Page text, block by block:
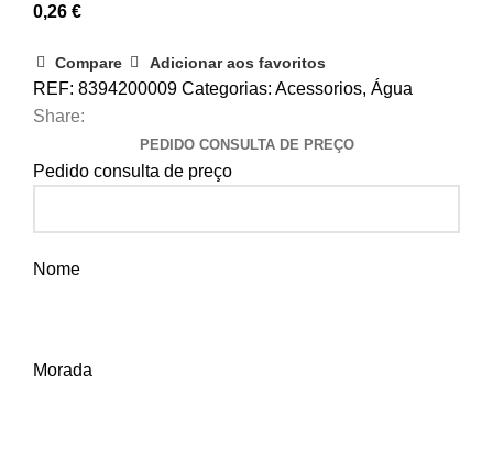
0,26 €
Compare Adicionar aos favoritos
REF: 8394200009 Categorias: Acessorios, Água
Share:
PEDIDO CONSULTA DE PREÇO
Pedido consulta de preço
Nome
Morada